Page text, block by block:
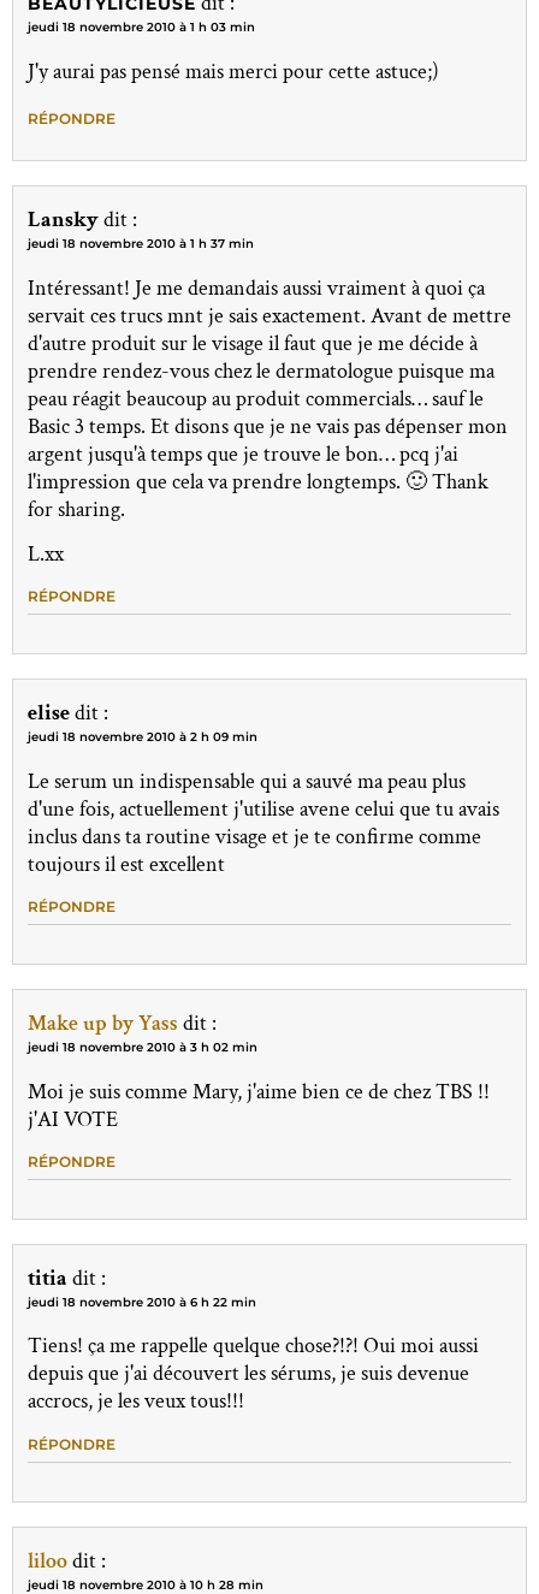
jeudi 18 novembre 2010 à 1 h 03 min
J'y aurai pas pensé mais merci pour cette astuce;)
RÉPONDRE
Lanskydit :
jeudi 18 novembre 2010 à 1 h 37 min
Intéressant! Je me demandais aussi vraiment à quoi ça
servait ces trucs mnt je sais exactement. Avant de mettre
d'autre produit sur le visage il faut que je me décide à
prendre rendez-vous chez le dermatologue puisque ma
peau réagit beaucoup au produit commercials… sauf le
Basic 3 temps. Et disons que je ne vais pas dépenser mon
argent jusqu'à temps que je trouve le bon… pcq j'ai
l'impression que cela va prendre longtemps. 🙂 Thank
for sharing.
L.xx
RÉPONDRE
elisedit :
jeudi 18 novembre 2010 à 2 h 09 min
Le serum un indispensable qui a sauvé ma peau plus
d'une fois, actuellement j'utilise avene celui que tu avais
inclus dans ta routine visage et je te confirme comme
toujours il est excellent
RÉPONDRE
Make up by Yass dit :
jeudi 18 novembre 2010 à 3 h 02 min
Moi je suis comme Mary, j'aime bien ce de chez TBS !!
j'AI VOTE
RÉPONDRE
titia dit :
jeudi 18 novembre 2010 à 6 h 22 min
Tiens! ça me rappelle quelque chose?!?! Oui moi aussi
depuis que j'ai découvert les sérums, je suis devenue
accrocs, je les veux tous!!!
RÉPONDRE
liloodit :
jeudi 18 novembre 2010 à 10 h 28 min